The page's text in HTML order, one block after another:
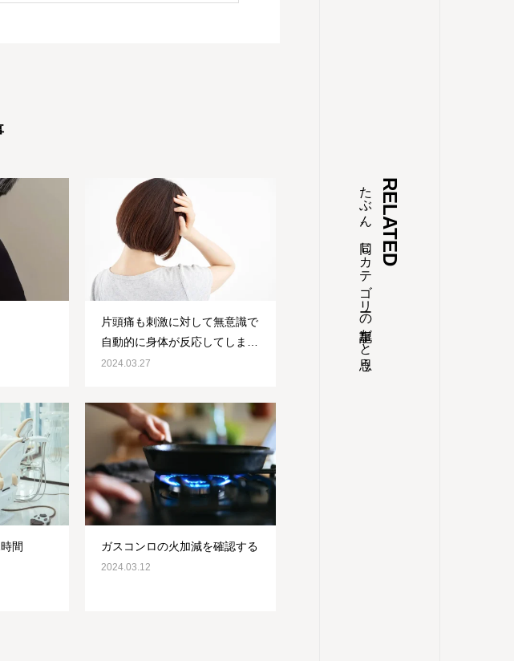
RELATED
たぶん、同じカテゴリーの記事だと思う
片頭痛も刺激に対して無意識で
自動的に身体が反応してしまう
習慣・癖の結果らしい
2024.03.27
間 ガスコンロの火加減を確認する
2024.03.12